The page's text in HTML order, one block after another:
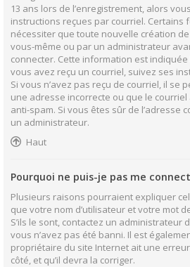
13 ans lors de l’enregistrement, alors
instructions reçues par courriel. Certains
nécessiter que toute nouvelle création
vous-même ou par un administrateur
connecter. Cette information est indiquée
vous avez reçu un courriel, suivez ses
Si vous n’avez pas reçu de courriel, il se
une adresse incorrecte ou que le
anti-spam. Si vous êtes sûr de l’adresse
un administrateur.
Haut
Pourquoi ne puis-je pas me
Plusieurs raisons pourraient expliquer
que votre nom d’utilisateur et votre mot
S’ils le sont, contactez un
vous n’avez pas été banni. Il est
propriétaire du site Internet ait une
côté, et qu’il devra la corriger.